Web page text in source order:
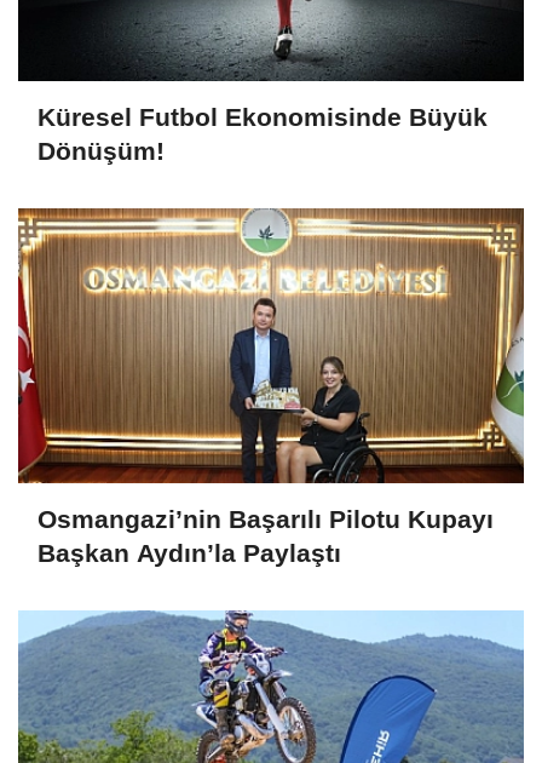
Küresel Futbol Ekonomisinde Büyük
Dönüşüm!
Osmangazi’nin Başarılı Pilotu Kupayı
Başkan Aydın’la Paylaştı